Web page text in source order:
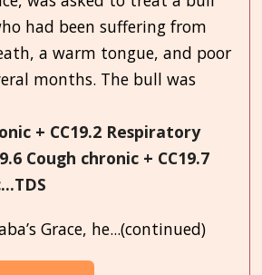
had been suffering from
a warm tongue, and poor
months. The bull was
+ CC19.2 Respiratory
Cough chronic + CC19.7
Grace, he...(continued)